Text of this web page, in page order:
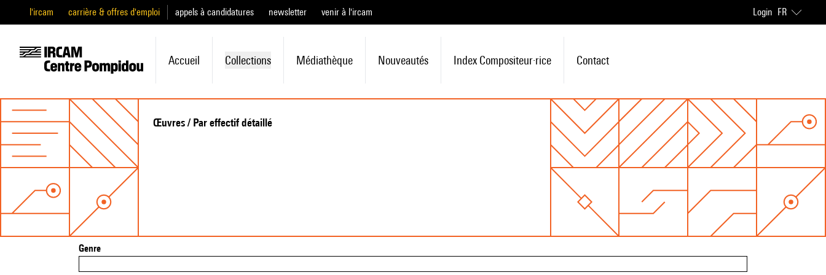
l'ircam carrière & offres d'emploi appels à candidatures newsletter venir à l'ircam Login FR
Accueil Collections Médiathèque Nouveautés Index Compositeur·rice Contact
Œuvres / Par effectif détaillé
Genre